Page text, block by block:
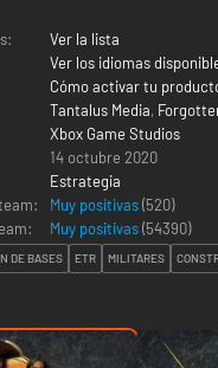
Ver la lista
Ver los idiomas
Cómo activar tu
Tantalus Media,
Xbox Game Studios
14 octubre 2020
Estrategia
Muy positivas(520)
Muy positivas(54390)
DE BASES ETR MILITARES